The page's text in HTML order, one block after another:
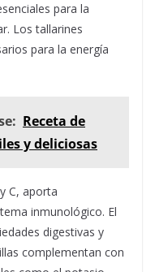
para la
Los tallarines
para la energía
Receta de
y deliciosas
C, aporta
inmunológico. El
digestivas y
complementan con